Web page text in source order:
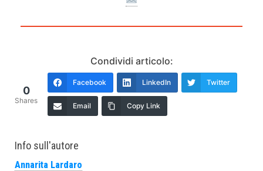
Condividi articolo:
0
Shares
Facebook LinkedIn Twitter
Email Copy Link
Info sull'autore
Annarita Lardaro